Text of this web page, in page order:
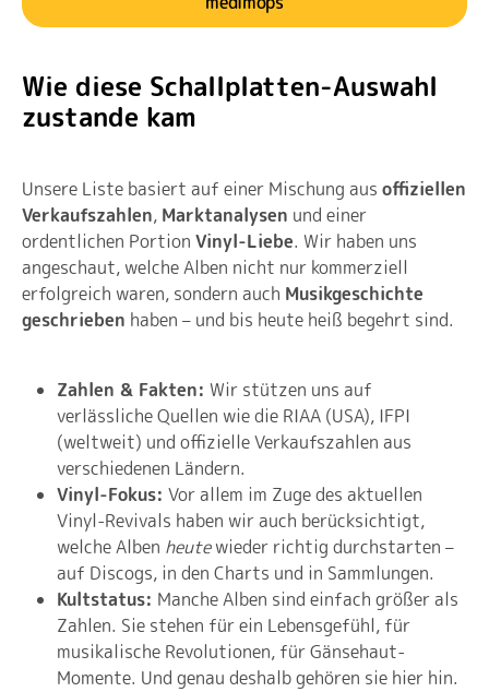
Wie diese Schallplatten-Auswahl
zustande kam
Unsere Liste basiert auf einer Mischung aus offiziellen
Verkaufszahlen, Marktanalysen und einer
ordentlichen Portion Vinyl-Liebe. Wir haben uns
angeschaut, welche Alben nicht nur kommerziell
erfolgreich waren, sondern auch Musikgeschichte
geschrieben haben – und bis heute heiß begehrt sind.
Zahlen & Fakten: Wir stützen uns auf
verlässliche Quellen wie die RIAA (USA), IFPI
(weltweit) und offizielle Verkaufszahlen aus
verschiedenen Ländern.
Vinyl-Fokus: Vor allem im Zuge des aktuellen
Vinyl-Revivals haben wir auch berücksichtigt,
welche Alben heutewieder richtig durchstarten –
auf Discogs, in den Charts und in Sammlungen.
Kultstatus: Manche Alben sind einfach größer als
Zahlen. Sie stehen für ein Lebensgefühl, für
musikalische Revolutionen, für Gänsehaut-
Momente. Und genau deshalb gehören sie hier hin.